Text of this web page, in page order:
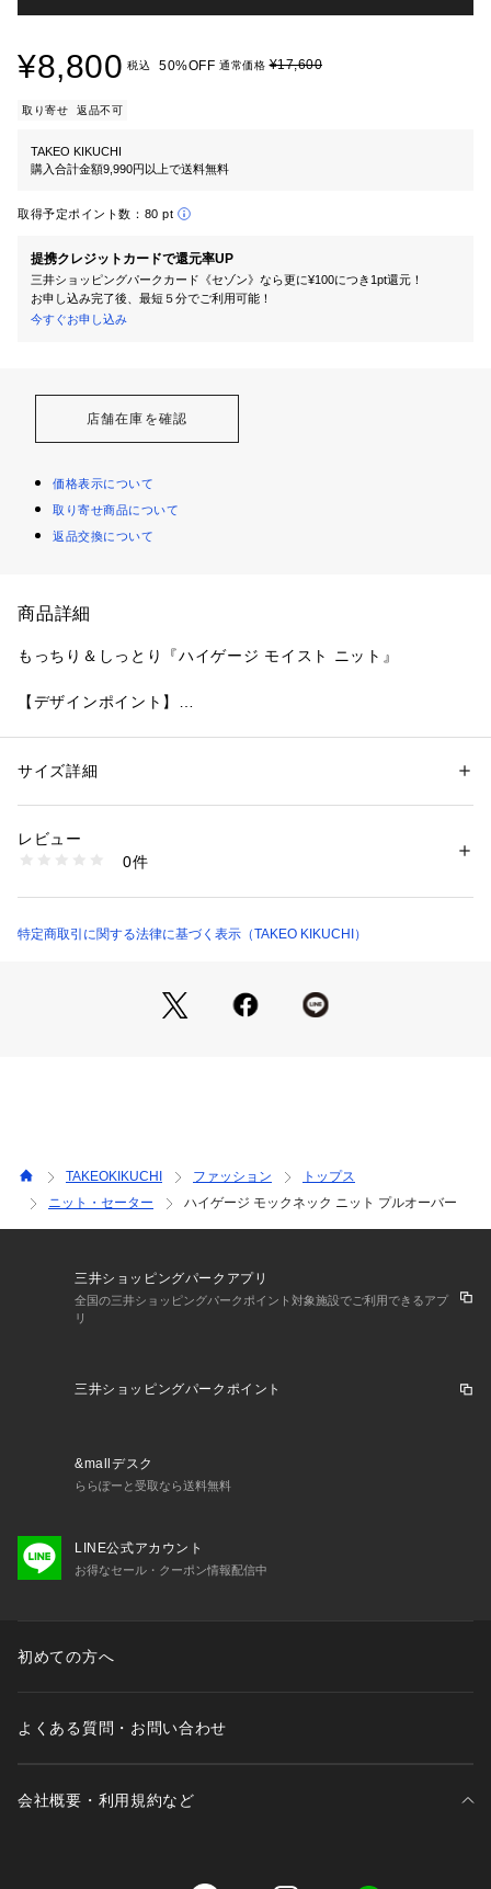
¥8,800 税込 50%OFF 通常価格¥17,600
取り寄せ 返品不可
TAKEO KIKUCHI
購入合計金額9,990円以上で送料無料
取得予定ポイント数： 80 pt
提携クレジットカードで還元率UP
三井ショッピングパークカード《セゾン》なら更に¥100につき1pt還元！
お申し込み完了後、最短５分でご利用可能！
今すぐお申し込み
店舗在庫を確認
価格表示について
取り寄せ商品について
返品交換について
商品詳細
もっちり＆しっとり『ハイゲージ モイスト ニット』
【デザインポイント】
ピーチのような微起毛風合いが肌当たりも柔らかで心地良く、
ハイゲージでしっかりと目の詰まった上品な仕上がり感は、ジ
ャケットINにもおすすめ。
性別：メンズ
素材：本体: レーヨン69％ ポリエステル31％ 皮革部分: 人工皮革
商品番号：
070-14001 （ショップ）
サイズ詳細
レビュー
0件
特定商取引に関する法律に基づく表示（TAKEO KIKUCHI）
TAKEOKIKUCHI ファッション
トップス
ニット・セーター
ハイゲージ モックネック ニット プルオーバー
三井ショッピングパークアプリ
全国の三井ショッピングパークポイント対象施設でご利用できるアプ
リ
三井ショッピングパークポイント
&mallデスク
ららぽーと受取なら送料無料
LINE公式アカウント
お得なセール・クーポン情報配信中
初めての方へ
よくある質問・お問い合わせ
会社概要・利用規約など